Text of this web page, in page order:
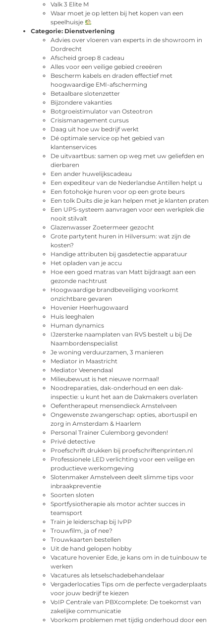
Valk 3 Elite M
Waar moet je op letten bij het kopen van een
speelhuisje
Categorie: Dienstverlening
Advies over vloeren van experts in de showroom in
Dordrecht
Afscheid groep 8 cadeau
Alles voor een veilige gebied creeëren
Bescherm kabels en draden effectief met
hoogwaardige EMI-afscherming
Betaalbare slotenzetter
Bijzondere vakanties
Botgroeistimulator van Osteotron
Crisismanagement cursus
Daag uit hoe uw bedrijf werkt
Dé optimale service op het gebied van
klantenservices
De uitvaartbus: samen op weg met uw geliefden en
dierbaren
Een ander huwelijkscadeau
Een expediteur van de Nederlandse Antillen helpt u
Een fotohokje huren voor op een grote beurs
Een tolk Duits die je kan helpen met je klanten praten
Een UPS-systeem aanvragen voor een werkplek die
nooit stilvalt
Glazenwasser Zoetermeer gezocht
Grote partytent huren in Hilversum: wat zijn de
kosten?
Handige attributen bij gasdetectie apparatuur
Het opladen van je accu
Hoe een goed matras van Matt bijdraagt aan een
gezonde nachtrust
Hoogwaardige brandbeveiliging voorkomt
onzichtbare gevaren
Hovenier Heerhugowaard
Huis leeghalen
Human dynamics
IJzersterke naamplaten van RVS bestelt u bij De
Naambordenspecialist
Je woning verduurzamen, 3 manieren
Mediator in Maastricht
Mediator Veenendaal
Milieubewust is het nieuwe normaal!
Noodreparaties, dak-onderhoud en een dak-
inspectie: u kunt het aan de Dakmakers overlaten
Oefentherapeut mensendieck Amstelveen
Ongewenste zwangerschap: opties, abortuspil en
zorg in Amsterdam & Haarlem
Personal Trainer Culemborg gevonden!
Privé detective
Proefschrift drukken bij proefschriftenprinten.nl
Professionele LED verlichting voor een veilige en
productieve werkomgeving
Slotenmaker Amstelveen deelt slimme tips voor
inbraakpreventie
Soorten sloten
Sportfysiotherapie als motor achter succes in
teamsport
Train je leiderschap bij IvPP
Trouwfilm, ja of nee?
Trouwkaarten bestellen
Uit de hand gelopen hobby
Vacature hovenier Ede, je kans om in de tuinbouw te
werken
Vacatures als letselschadebehandelaar
Vergaderlocaties Tips om de perfecte vergaderplaats
voor jouw bedrijf te kiezen
VoIP Centrale van PBXcomplete: De toekomst van
zakelijke communicatie
Voorkom problemen met tijdig onderhoud door een